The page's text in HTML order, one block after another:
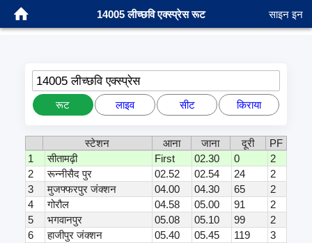
14005 लीच्छवि एक्स्प्रेस रूट साइन इन
14005 लीच्छवि एक्स्प्रेस
रूट लाइव सीट किराया
स्टेशन आना जाना दूरी
PF
1
सीतामढ़ी First 02.30 0
2
2
रून्नीसैद पुर 02.52 02.54 24
2
3
मुजफ्फरपुर जंक्शन 04.00 04.30 65
2
4
गोरौल 04.58 05.00 91
2
5
भगवानपुर 05.08 05.10 99
2
6
हाजीपुर जंक्शन 05.40 05.45 119
3